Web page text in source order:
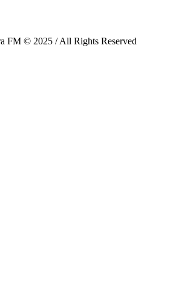
FM © 2025 / All Rights Reserved